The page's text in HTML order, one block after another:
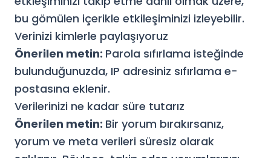
bu gömülen içerikle etkileşiminizi izleyebilir.
Verinizi kimlerle paylaşıyoruz
Önerilen metin: Parola sıfırlama isteğinde
bulunduğunuzda, IP adresiniz sıfırlama e-
postasına eklenir.
Verilerinizi ne kadar süre tutarız
Önerilen metin: Bir yorum bırakırsanız,
yorum ve meta verileri süresiz olarak